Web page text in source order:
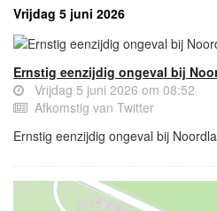
Vrijdag 5 juni 2026
Ernstig eenzijdig ongeval bij
Vrijdag 5 juni 2026 om 08:52
Afkomstig van Twitter
Ernstig eenzijdig ongeval bij